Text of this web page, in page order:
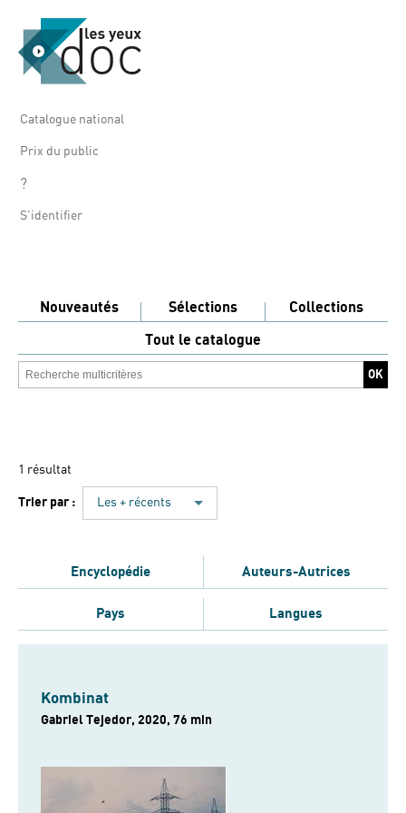
Catalogue national
Prix du public
?
S'identifier
Nouveautés Sélections
Collections
Tout le catalogue
1 résultat
Trier par : Les + récents
Encyclopédie Auteurs-Autrices
Pays Langues
Kombinat
Gabriel Tejedor, 2020, 76 min